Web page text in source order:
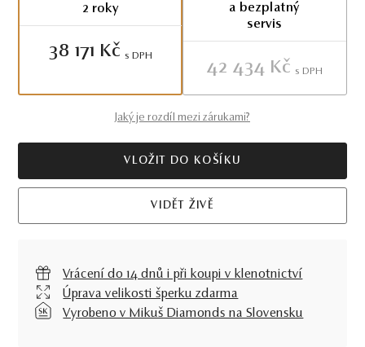
2 roky
38 171 Kč S DPH
a bezplatný
servis
42 434 Kč S DPH
Jaký je rozdíl mezi zárukami?
VLOŽIT DO KOŠÍKU
VIDĚT ŽIVĚ
Vrácení do 14 dnů i při koupi v klenotnictví
Úprava velikosti šperku zdarma
Vyrobeno v Mikuš Diamonds na Slovensku